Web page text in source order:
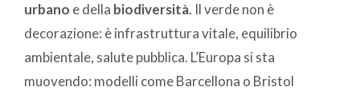
urbano e della biodiversità. Il verde non è
decorazione: è infrastruttura vitale, equilibrio
ambientale, salute pubblica. L’Europa si sta
muovendo: modelli come Barcellona o Bristol